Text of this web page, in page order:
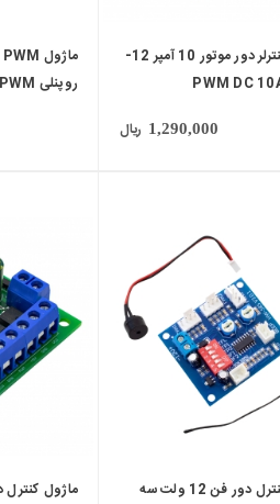
ماژول کنترلر دور موتور 10 آمپر 12-
1,290,000 ریال
روپنلی XY-KPWM
ماژول کنترل دور فن 12 ولت سه